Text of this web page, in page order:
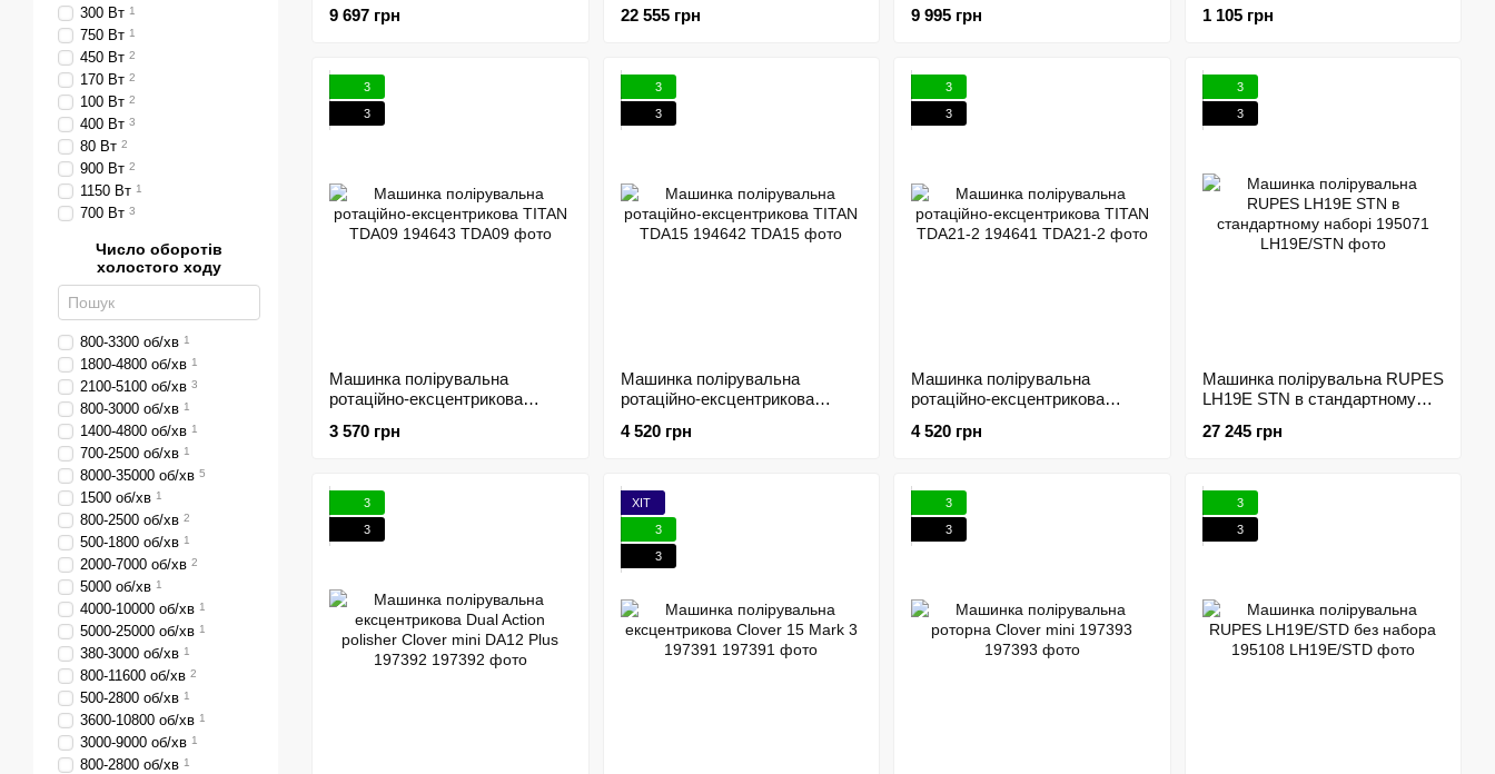
214939
9 697 грн 22 555 грн 9 995 грн 1 105 грн
3
3
Машинка полірувальна
ротаційно-ексцентрикова
3 570 грн
3
3
Машинка полірувальна
ротаційно-ексцентрикова
4 520 грн
3
3
Машинка полірувальна
ротаційно-ексцентрикова
4 520 грн
3
3
Машинка полірувальна RUPES
LH19E STN в стандартному
27 245 грн
3
3
ХІТ
3
3
3
3
3
3
300 Вт 1
750 Вт 1
450 Вт 2
170 Вт 2
100 Вт 2
400 Вт 3
80 Вт 2
900 Вт 2
1150 Вт 1
700 Вт 3
Число оборотів
холостого ходу
800-3300 об/хв 1
1800-4800 об/хв 1
2100-5100 об/хв 3
800-3000 об/хв 1
1400-4800 об/хв 1
700-2500 об/хв 1
8000-35000 об/хв 5
1500 об/хв 1
800-2500 об/хв 2
500-1800 об/хв 1
2000-7000 об/хв 2
5000 об/хв 1
4000-10000 об/хв 1
5000-25000 об/хв 1
380-3000 об/хв 1
800-11600 об/хв 2
500-2800 об/хв 1
3600-10800 об/хв 1
3000-9000 об/хв 1
800-2800 об/хв 1